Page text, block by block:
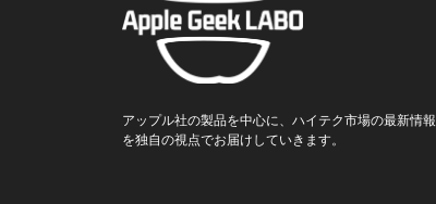
アップル社の製品を中心に、ハイテク市場の最新情報
を独自の視点でお届けしていきます。